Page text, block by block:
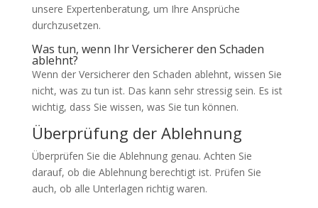
unsere Expertenberatung, um Ihre Ansprüche
durchzusetzen.
Was tun, wenn Ihr Versicherer den Schaden
ablehnt?
Wenn der Versicherer den Schaden ablehnt, wissen Sie
nicht, was zu tun ist. Das kann sehr stressig sein. Es ist
wichtig, dass Sie wissen, was Sie tun können.
Überprüfung der Ablehnung
Überprüfen Sie die Ablehnung genau. Achten Sie
darauf, ob die Ablehnung berechtigt ist. Prüfen Sie
auch, ob alle Unterlagen richtig waren.